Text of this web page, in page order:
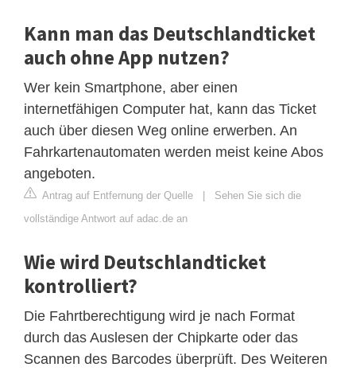
Kann man das Deutschlandticket
auch ohne App nutzen?
Wer kein Smartphone, aber einen
internetfähigen Computer hat, kann das Ticket
auch über diesen Weg online erwerben. An
Fahrkartenautomaten werden meist keine Abos
angeboten.
Antrag auf Entfernung der Quelle | Sehen Sie sich die
vollständige Antwort auf adac.de an
Wie wird Deutschlandticket
kontrolliert?
Die Fahrtberechtigung wird je nach Format
durch das Auslesen der Chipkarte oder das
Scannen des Barcodes überprüft. Des Weiteren